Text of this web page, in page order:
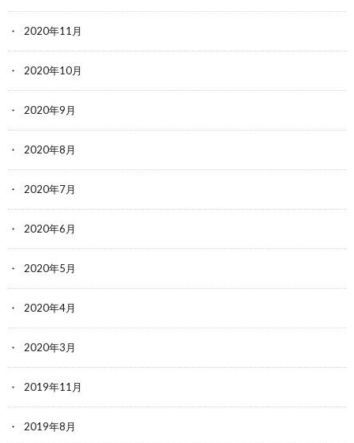
2020年11月
2020年10月
2020年9月
2020年8月
2020年7月
2020年6月
2020年5月
2020年4月
2020年3月
2019年11月
2019年8月